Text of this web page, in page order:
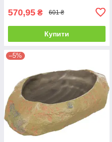
570,95 ₴ 601 ₴
Купити
–5%